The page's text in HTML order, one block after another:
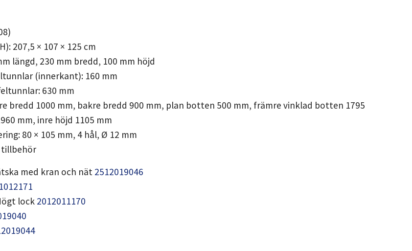
207,5 × 107 × 125 cm
längd, 230 mm bredd, 100 mm höjd
(innerkant): 160 mm
630 mm
bredd 1000 mm, bakre bredd 900 mm, plan botten 500 mm, främre vinklad botten 1795
mm, inre höjd 1105 mm
80 × 105 mm, 4 hål, Ø 12 mm
tillbehör
med kran och nät 2512019046
lock 2012011170